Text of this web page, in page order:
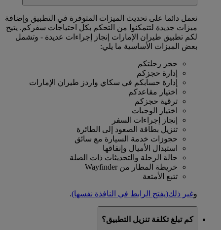
نعمل دائما على تحديث الميزات المتوفرة في التطبيق وإضافة
ميزات جديدة لتتمكنوا من التحكم بكل احتياجات سفركم. يتيح
لكم تطبيق طيران الإمارات إنجاز إجراءات عديدة - وتشمل
بعض الميزات الأساسية ما يلي:
حجز رحلتكم
إدارة حجزكم
إدارة حسابكم في سكاي واردز طيران الإمارات
اختيار مقاعدكم
ترقية حجزكم
اختيار الوجبات
إنجاز إجراءات السفر
تنزيل بطاقة الصعود إلى الطائرة
حجوزات خدمة السيارة مع سائق
استبدال الأميال وإنفاقها
حالة الرحلة والتحديثات ذات الصلة
خريطة المطار من Wayfinder
تتبع الأمتعة
وغير ذلك(يفتح الرابط في النافذة نفسها).
كم تبلغ تكلفة تنزيل التطبيق؟